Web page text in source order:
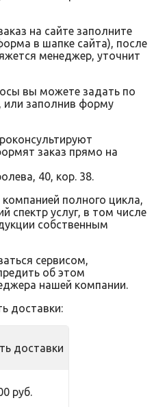
на сайте заполните
в шапке сайта), после
менеджер, уточнит
вы можете задать по
, или заполнив форму
заказ прямо на
40, кор. 38.
полного цикла,
спектр услуг, в том числе
собственным
сервисом,
об этом
нашей компании.
доставки:
доставки
руб.